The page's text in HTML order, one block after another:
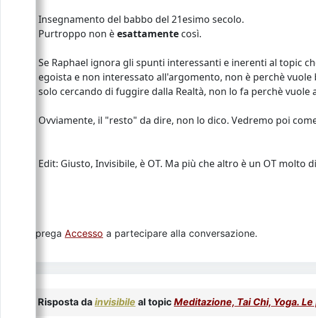
Insegnamento del babbo del 21esimo secolo.
Purtroppo non èesattamente così.
Se Raphael ignora gli spunti interessanti e inerenti al topic
egoista e non interessato all'argomento, non è perchè
solo cercando di fuggire dalla Realtà, non lo fa perchè vuole
Ovviamente, il "resto" da dire, non lo dico. Vedremo poi
Edit: Giusto, Invisibile, è OT. Ma più che altro è un OT molto
Si prega Accesso a partecipare alla conversazione.
Risposta da invisibile al topic Meditazione, Tai Chi, Yoga.